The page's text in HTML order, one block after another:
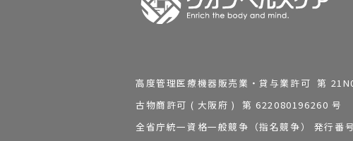
高度管理医療機器販売業・貸与業許可 第
古物商許可 ( 大阪府 ) 第 622080196260 号
全省庁統一資格一般競争（指名競争） 発行番